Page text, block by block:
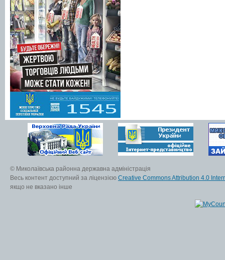
© Миколаївська районна державна адміністрація
Весь контент доступний за ліцензією Creative Commons Attribution 4.0
якщо не вказано інше